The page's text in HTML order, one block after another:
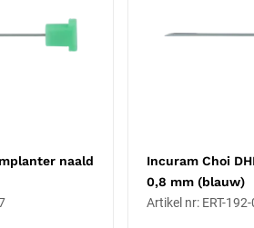
vervangen?
de opening is niet meer perfect rond,
leidt, (3) botheid, de tip glijdt niet meer
meer druk. Klinieken houden typisch
naald
Incuram Choi
0,8 mm (blauw)
Artikel nr: ERT-